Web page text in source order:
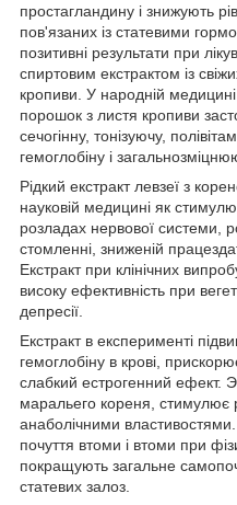
простагландину і знижують
пов'язаних із статевими
позитивні результати при
спиртовим екстрактом із
кропиви. У народній медицині
порошок з листя кропиви
сечогінну, тонізуючу,
гемоглобіну і
Рідкий екстракт левзеї з
науковій медицині як
розладах нервової системи,
стомленні, зниженій
Екстракт при клінічних
високу ефективність при
депресії.
Екстракт в експерименті
гемоглобіну в крові,
слабкий естрогенний ефект.
маральего кореня, стимулює
анаболічними
почуття втоми і втоми при
покращують загальне
статевих залоз.